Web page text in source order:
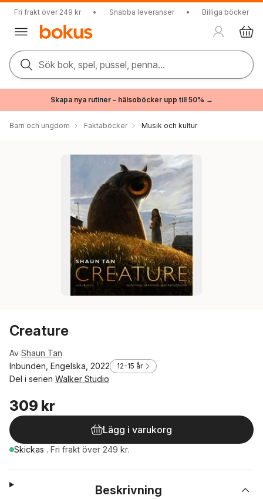
Fri frakt över 249 kr • Snabba leveranser • Billiga böcker
Sök bok, spel, pussel, penna...
Skapa nya rutiner – hälsoböcker upp till 50% →
Barn och ungdom Faktaböcker Musik och kultur
Creature
Av Shaun Tan
Inbunden, Engelska, 2022
12-15 år
Del i serien Walker Studio
309 kr
Lägg i varukorg
Skickas . Fri frakt över 249 kr.
Beskrivning